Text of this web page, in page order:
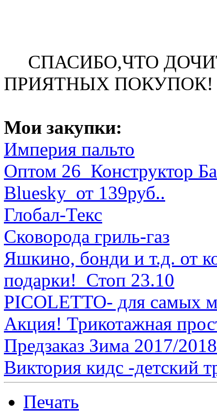
СПАСИБО,ЧТО
ПРИЯТНЫХ ПОКУПОК!
Мои закупки:
Империя пальто
Оптом 26 Конструктор
Bluesky от 139руб..
Глобал-Текс
Сковорода гриль-газ
Яшкино, бонди и т.д. от
подарки! Стоп 23.10
PICOLETTO- для самых
Акция! Трикотажная
Предзаказ Зима 2017/
Виктория кидс -детский
Печать